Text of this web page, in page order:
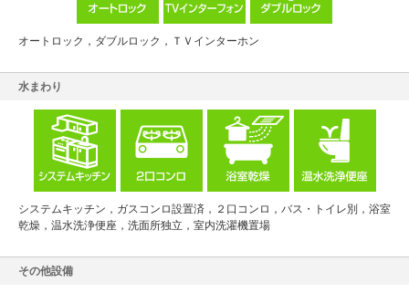
オートロック，ダブルロック，ＴＶインターホン
水まわり
システムキッチン，ガスコンロ設置済，２口コンロ，バス・トイレ別，浴室
乾燥，温水洗浄便座，洗面所独立，室内洗濯機置場
その他設備